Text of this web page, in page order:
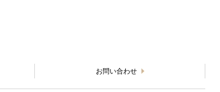
お問い合わせ